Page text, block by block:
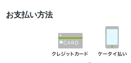
お支払い方法